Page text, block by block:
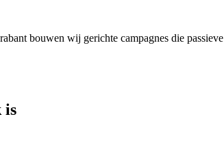
bouwen wij gerichte campagnes die passieve
is